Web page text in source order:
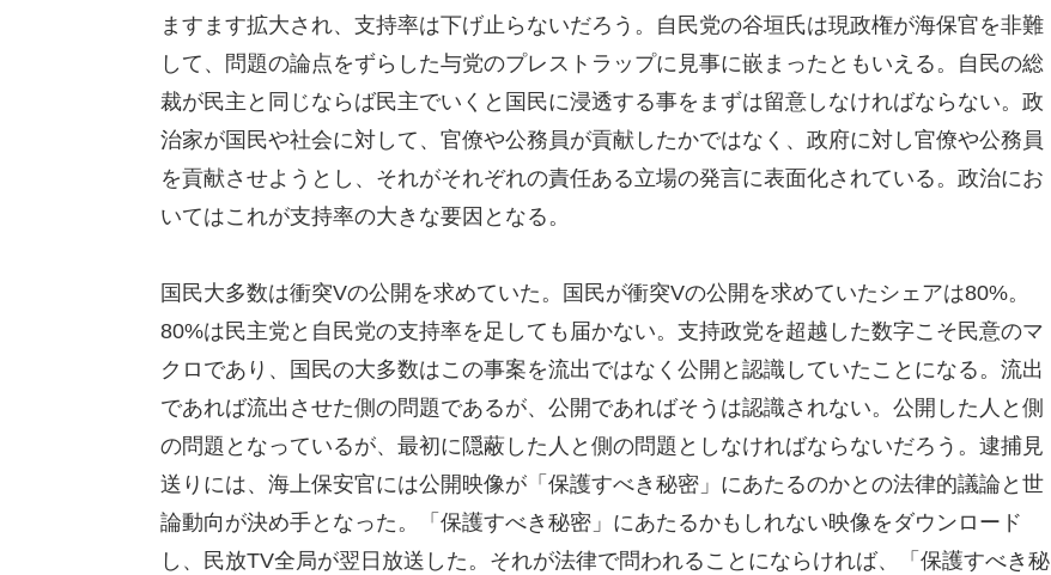
ますます拡大され、支持率は下げ止らないだろう。自民党の谷垣氏は現政権が海保官を非難
して、問題の論点をずらした与党のプレストラップに見事に嵌まったともいえる。自民の総
裁が民主と同じならば民主でいくと国民に浸透する事をまずは留意しなければならない。政
治家が国民や社会に対して、官僚や公務員が貢献したかではなく、政府に対し官僚や公務員
を貢献させようとし、それがそれぞれの責任ある立場の発言に表面化されている。政治にお
いてはこれが支持率の大きな要因となる。
国民大多数は衝突Vの公開を求めていた。国民が衝突Vの公開を求めていたシェアは80%。
80%は民主党と自民党の支持率を足しても届かない。支持政党を超越した数字こそ民意のマ
クロであり、国民の大多数はこの事案を流出ではなく公開と認識していたことになる。流出
であれば流出させた側の問題であるが、公開であればそうは認識されない。公開した人と側
の問題となっているが、最初に隠蔽した人と側の問題としなければならないだろう。逮捕見
送りには、海上保安官には公開映像が「保護すべき秘密」にあたるのかとの法律的議論と世
論動向が決め手となった。「保護すべき秘密」にあたるかもしれない映像をダウンロード
し、民放TV全局が翌日放送した。それが法律で問われることにならければ、「保護すべき秘